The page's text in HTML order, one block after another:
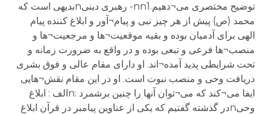
توضیح مختصری می¬دهیم.nn1- رهبری دینیnبدیهی است که
محمد (ص) پیش از هر چیز نبی و پیام¬آور و ابلاغ کننده پیام
الهی برای آدمیان بوده و بقیه موقعیت¬ها و مرجعیت¬ها و
منصب¬ها فرعی و تبعی بوده و در واقع به ضرورت زمانه و
تحت شرایطی پدید آمده¬اند. او دارای مقام عالی و فوق بشری
دریافت وحی و منصب نبوت است. او در این مقام نقش¬هایی
ایفا می¬کند که می¬توان آنها را چنین برشمرد :nالف : ابلاغ
وحیnدر گذشته گفتیم که یکی از عناوین پیامبر در قرآن ابلاغ